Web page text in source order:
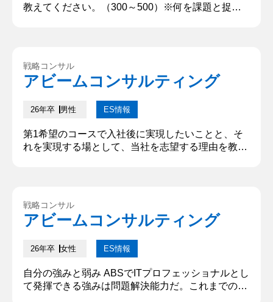
教えてください。（300～500）※何を課題と捉
人まで増加することに注力した。この経験で「障害
が現れたときには柔軟性を持ち、解決策を見つける
戦略コンサル
アビームコンサルティング
26年卒 男性 ES情報
第1希望のコースで入社後に実現したいことと、そ
れを実現する場として、当社を志望する理由を教え
たいからだ。事業を営む祖母が持病により帳簿の作
成を滞らせていたため、会計ソフトウェアを導入し
戦略コンサル
アビームコンサルティング
26年卒 女性 ES情報
自分の強みと弱み ABSでITプロフェッショナルとし
て発揮できる強みは問題解決能力だ。これまでの留